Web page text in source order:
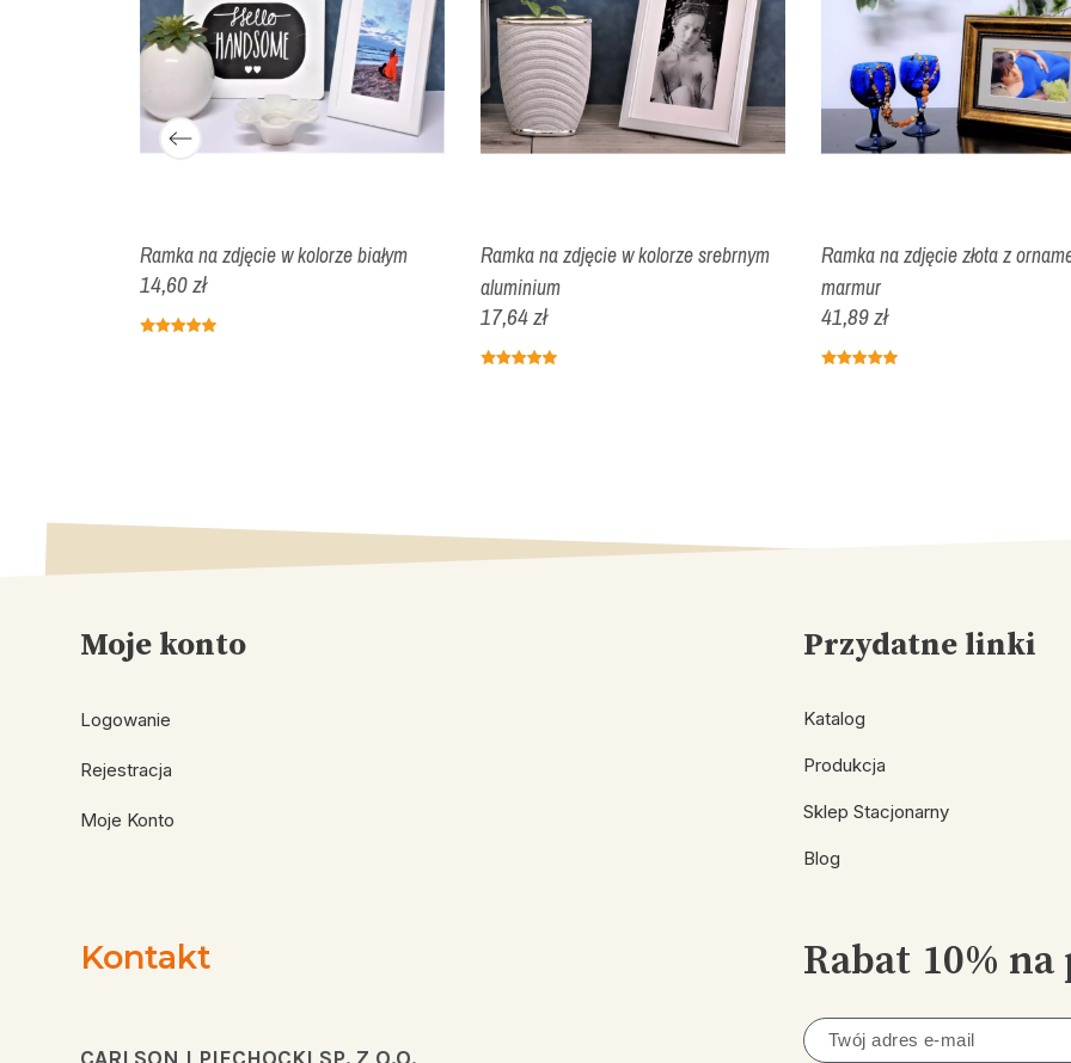
Ramka na zdjęcie w kolorze białym
14,60 zł
Ramka na zdjęcie w kolorze srebrnym
aluminium
17,64 zł
Ramka na zdjęcie złota z
marmur
41,89 zł
Moje konto
Logowanie
Rejestracja
Moje Konto
Przydatne linki
Katalog
Produkcja
Sklep Stacjonarny
Blog
Kontakt Rabat 10%